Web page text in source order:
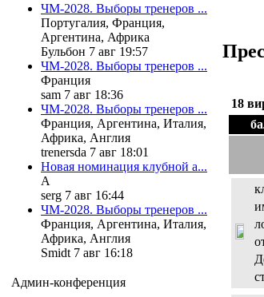
ЧМ-2028. Выборы тренеров ...
Португалия, Франция,
Аргентина, Африка
Бульбон 7 авг 19:57
ЧМ-2028. Выборы тренеров ...
Франция
sam 7 авг 18:36
ЧМ-2028. Выборы тренеров ...
Франция, Аргентина, Италия,
Африка, Англия
trenersda 7 авг 18:01
Новая номинация клубной а...
А
serg 7 авг 16:44
ЧМ-2028. Выборы тренеров ...
Франция, Аргентина, Италия,
Африка, Англия
Smidt 7 авг 16:18
Админ-конференция
18